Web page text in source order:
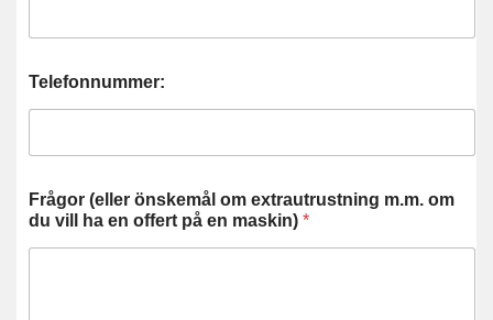
Telefonnummer:
Frågor (eller önskemål om extrautrustning m.m. om
du vill ha en offert på en maskin) *